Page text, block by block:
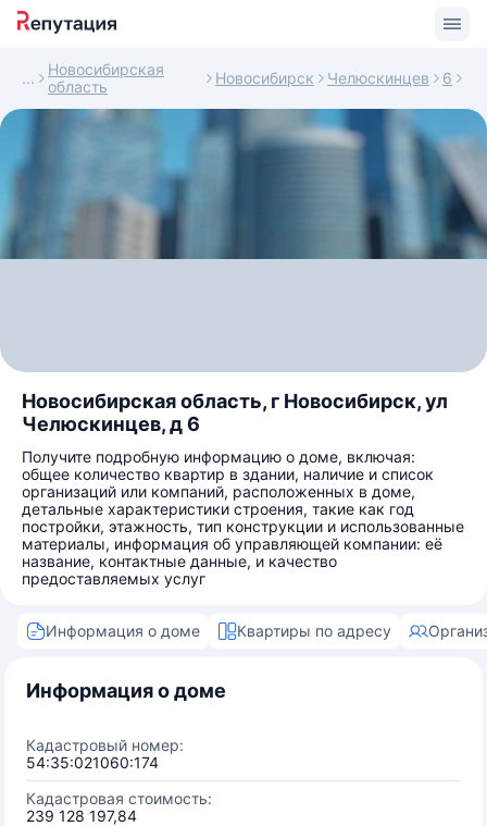
Новосибирская
область
Новосибирск Челюскинцев 6
Новосибирская область, г Новосибирск, ул
Челюскинцев, д 6
Получите подробную информацию о доме, включая:
общее количество квартир в здании, наличие и список
организаций или компаний, расположенных в доме,
детальные характеристики строения, такие как год
постройки, этажность, тип конструкции и использованные
материалы, информация об управляющей компании: её
название, контактные данные, и качество
предоставляемых услуг
Информация о доме Квартиры по адресу
Информация о доме
Кадастровый номер:
54:35:021060:174
Кадастровая стоимость:
239 128 197,84